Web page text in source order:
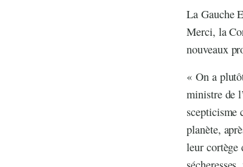
La Gauche
Merci, la
nouveaux
« On a
ministre de
scepticisme
planète,
leur cortège